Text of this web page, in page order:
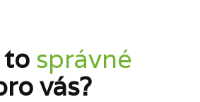
to správné
vás?